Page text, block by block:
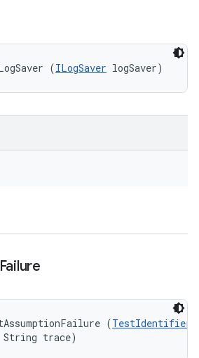
(ILogSaver logSaver)
(TestIdentifier
trace)